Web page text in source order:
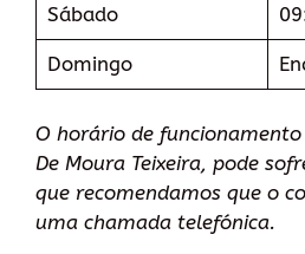
Sábado
Domingo
O horário de
De Moura Teixeira, pode
que recomendamos que o
uma chamada telefónica.